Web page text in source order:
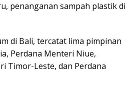
penanganan sampah plastik di
di Bali, tercatat lima pimpinan
Perdana Menteri Niue,
Timor-Leste, dan Perdana